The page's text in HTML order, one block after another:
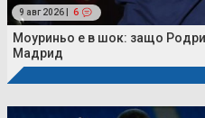
9 авг 2026 | 6
Моуриньо е в шок: защо
Мадрид